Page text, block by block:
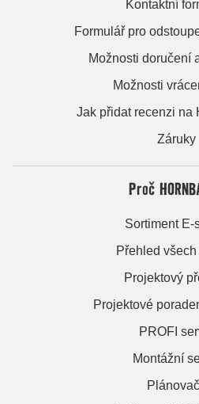
Kontaktní
Formulář pro
Možnosti doručení
Možnosti
Jak přidat recenzi na
Záruky
Proč
Sortiment E-
Přehled
Projektový
Projektové
PROFI
Montážní